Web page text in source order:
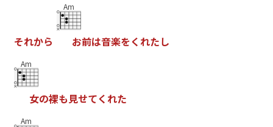
それから
Am
お前は音楽をく れたし
Am
女の裸も見せてく れた
Am